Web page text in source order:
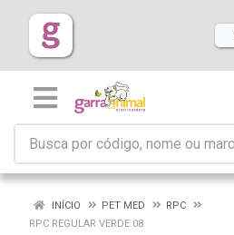
INÍCIO PET MED
RPC
RPC REGULAR VERDE 08